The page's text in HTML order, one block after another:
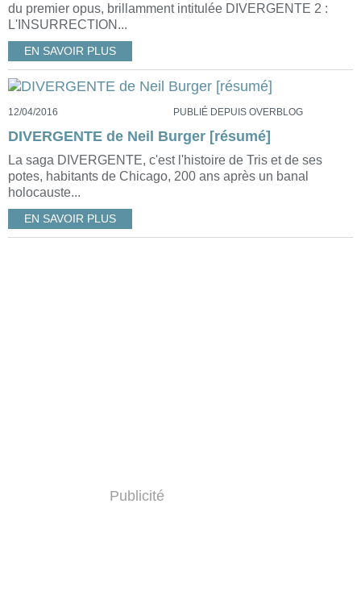
du premier opus, brillamment intitulée DIVERGENTE 2 :
L'INSURRECTION...
EN SAVOIR PLUS
12/04/2016 PUBLIÉ DEPUIS OVERBLOG
DIVERGENTE de Neil Burger [résumé]
La saga DIVERGENTE, c'est l'histoire de Tris et de ses
potes, habitants de Chicago, 200 ans après un banal
holocauste...
EN SAVOIR PLUS
Publicité